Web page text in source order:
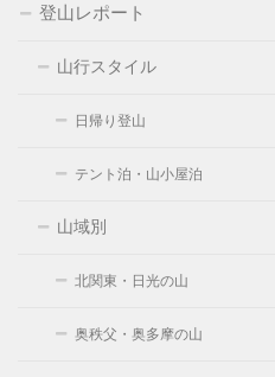
登山レポート
山行スタイル
日帰り登山
テント泊・山小屋泊
山域別
北関東・日光の山
奥秩父・奥多摩の山